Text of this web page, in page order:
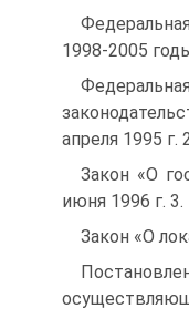
1998-2005
апреля 1995 г.
Закон «О
июня 1996 г. 3.
Закон «О